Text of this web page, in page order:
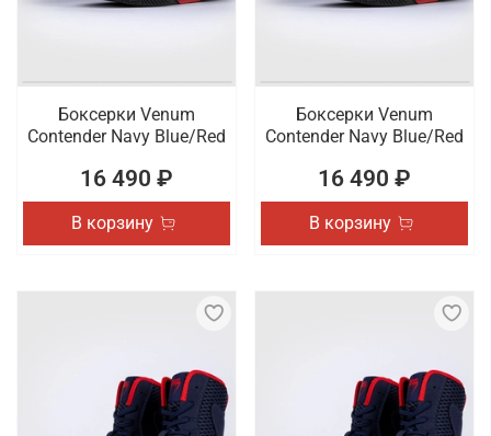
Боксерки Venum
Contender Navy Blue/Red
16 490 ₽
В корзину
Боксерки Venum
Contender Navy Blue/Red
16 490 ₽
В корзину